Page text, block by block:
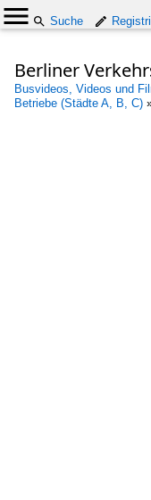
Suche
Berliner
Busvideos, Videos und
Betriebe (Städte A, B, C)